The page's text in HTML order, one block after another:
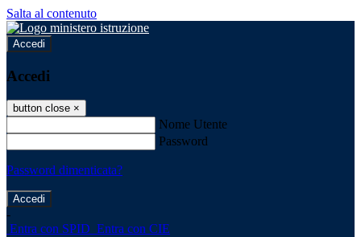
Salta al contenuto
Accedi
Accedi
button close ×
Nome Utente
Password
Password dimenticata?
-
Entra con SPID Entra con CIE